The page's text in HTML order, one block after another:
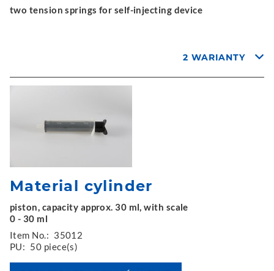
two tension springs for self-injecting device
2 WARIANTY
Material cylinder
piston, capacity approx. 30 ml, with scale
0 - 30 ml
Item No.: 35012
PU: 50 piece(s)